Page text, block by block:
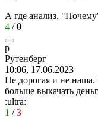
А где анализ,
4 /0
р
Рутенберг
10:06, 17.06.2023
Не дорогая и не
больше выкачать
:ultra:
1 /3